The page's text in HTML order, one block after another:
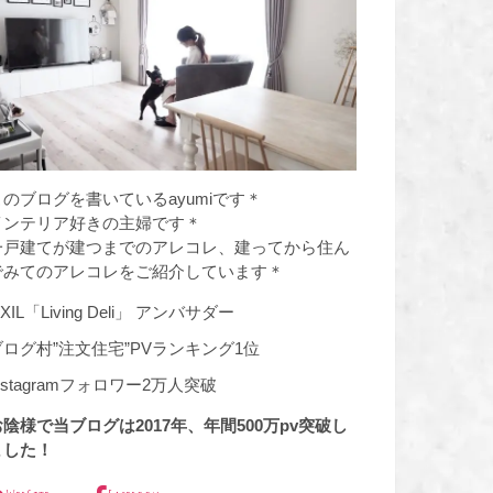
のブログを書いているayumiです＊
ンテリア好きの主婦です＊
戸建てが建つまでのアレコレ、建ってから住ん
みてのアレコレをご紹介しています＊
「Living Deli」 アンバサダー
グ村”注文住宅”PVランキング1位
フォロワー2万人突破
陰様で当ブログは2017年、年間500万pv突破し
た！